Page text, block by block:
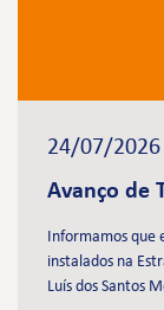
24/07/2026
Avanço de
Informamos que
instalados na
Luís dos Santos